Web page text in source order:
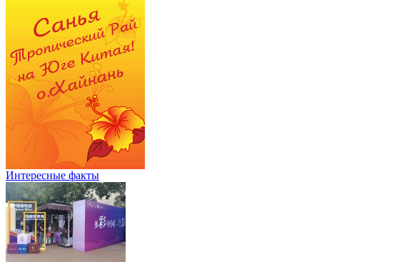
Интересные факты